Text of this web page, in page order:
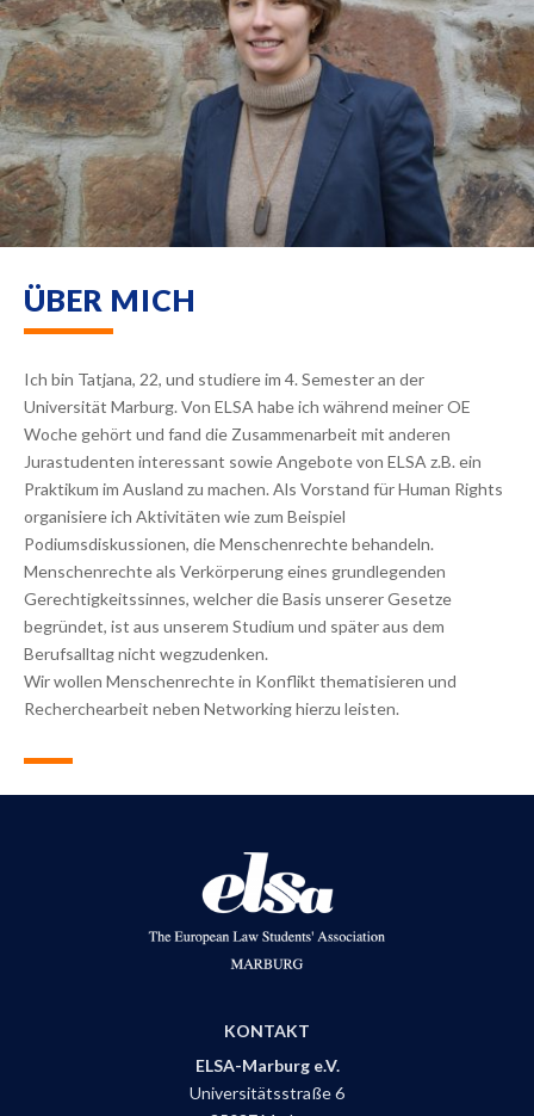
ÜBER MICH
Ich bin Tatjana, 22, und studiere im 4. Semester an der
Universität Marburg. Von ELSA habe ich während meiner OE
Woche gehört und fand die Zusammenarbeit mit anderen
Jurastudenten interessant sowie Angebote von ELSA z.B. ein
Praktikum im Ausland zu machen. Als Vorstand für Human Rights
organisiere ich Aktivitäten wie zum Beispiel
Podiumsdiskussionen, die Menschenrechte behandeln.
Menschenrechte als Verkörperung eines grundlegenden
Gerechtigkeitssinnes, welcher die Basis unserer Gesetze
begründet, ist aus unserem Studium und später aus dem
Berufsalltag nicht wegzudenken.
Wir wollen Menschenrechte in Konflikt thematisieren und
Recherchearbeit neben Networking hierzu leisten.
KONTAKT
ELSA-Marburg e.V.
Universitätsstraße 6